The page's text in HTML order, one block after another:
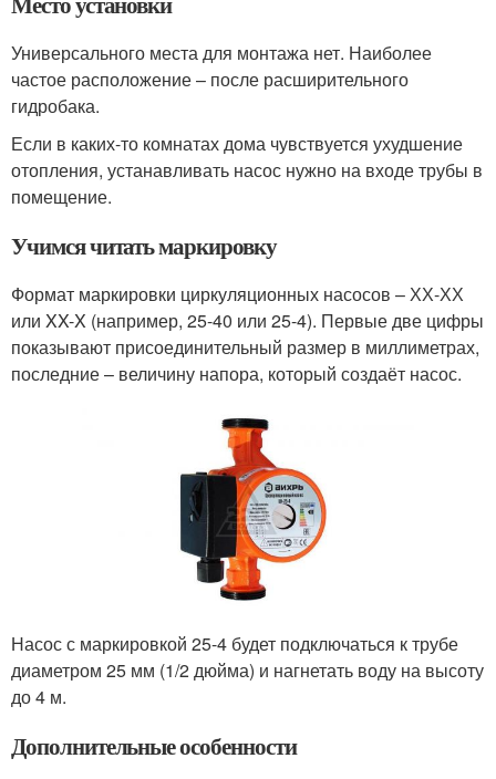
Универсального места для монтажа нет. Наиболее
частое расположение – после расширительного
гидробака.
Если в каких-то комнатах дома чувствуется ухудшение
отопления, устанавливать насос нужно на входе трубы в
помещение.
Учимся читать маркировку
Формат маркировки циркуляционных насосов – ХХ-ХХ
или XX-X (например, 25-40 или 25-4). Первые две цифры
показывают присоединительный размер в миллиметрах,
последние – величину напора, который создаёт насос.
Насос с маркировкой 25-4 будет подключаться к трубе
диаметром 25 мм (1/2 дюйма) и нагнетать воду на высоту
до 4 м.
Дополнительные особенности